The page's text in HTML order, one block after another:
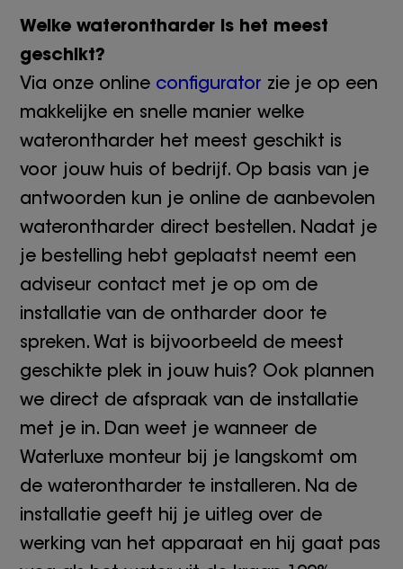
Welke waterontharder is het meest
geschikt?
Via onze online configurator zie je op een
makkelijke en snelle manier welke
waterontharder het meest geschikt is
voor jouw huis of bedrijf. Op basis van je
antwoorden kun je online de aanbevolen
waterontharder direct bestellen. Nadat je
je bestelling hebt geplaatst neemt een
adviseur contact met je op om de
installatie van de ontharder door te
spreken. Wat is bijvoorbeeld de meest
geschikte plek in jouw huis? Ook plannen
we direct de afspraak van de installatie
met je in. Dan weet je wanneer de
Waterluxe monteur bij je langskomt om
de waterontharder te installeren. Na de
installatie geeft hij je uitleg over de
werking van het apparaat en hij gaat pas